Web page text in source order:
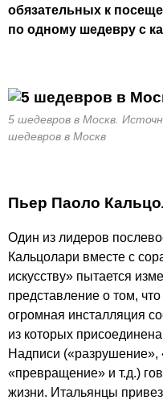
обязательных к
по одному шедевру с
5 шедевров в Москв.
шедевров в Москв
Пьер Паоло
Один из лидеров
Кальцолари вместе с
искусству» пытается
представление о том,
огромная инсталляция
из которых
Надписи («разрушение»,
«превращение» и т.д.)
жизни. Итальянцы